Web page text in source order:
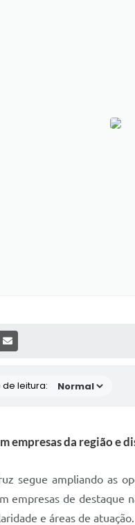
MÍDIAS
leitura:
empresas da região
segue ampliando as
empresas de
e áreas de atuação.